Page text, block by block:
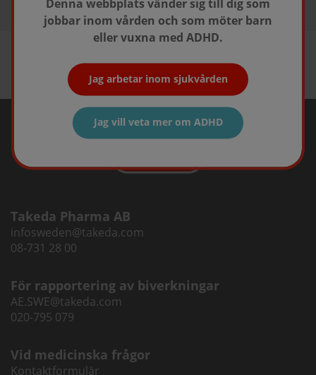
Denna webbplats vänder sig till dig som
jobbar inom vården och som möter barn
eller vuxna med ADHD.
Jag arbetar inom sjukvården
Jag vill veta mer om ADHD
Takeda Pharma AB
infosweden@takeda.com
08-731 28 00
För rapportering av biverkningar
AE.SWE@takeda.com
020-795 079
Vid medicinska frågor
Kontaktformulär